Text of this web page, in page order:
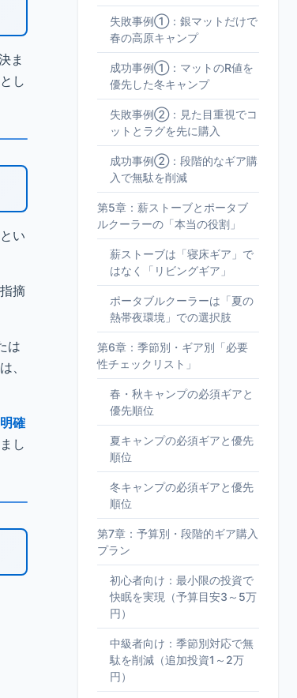
ま
し
い
摘
は
、
確
し
失敗事例①：銀マットだけで
春の高原キャンプ
成功事例①：マットのR値を
優先した冬キャンプ
失敗事例②：見た目重視でコ
ットとラグを先に購入
成功事例②：段階的なギア購
入で無駄を削減
第5章：薪ストーブとポータブ
ルクーラーの「本当の役割」
薪ストーブは「寝床ギア」で
はなく「リビングギア」
ポータブルクーラーは「夏の
熱帯夜環境」での選択肢
第6章：季節別・ギア別「必要
性チェックリスト」
春・秋キャンプの必須ギアと
優先順位
夏キャンプの必須ギアと優先
順位
冬キャンプの必須ギアと優先
順位
第7章：予算別・段階的ギア購入
プラン
初心者向け：最小限の投資で
快眠を実現（予算目安3～5万
円）
中級者向け：季節別対応で無
駄を削減（追加投資1～2万
円）